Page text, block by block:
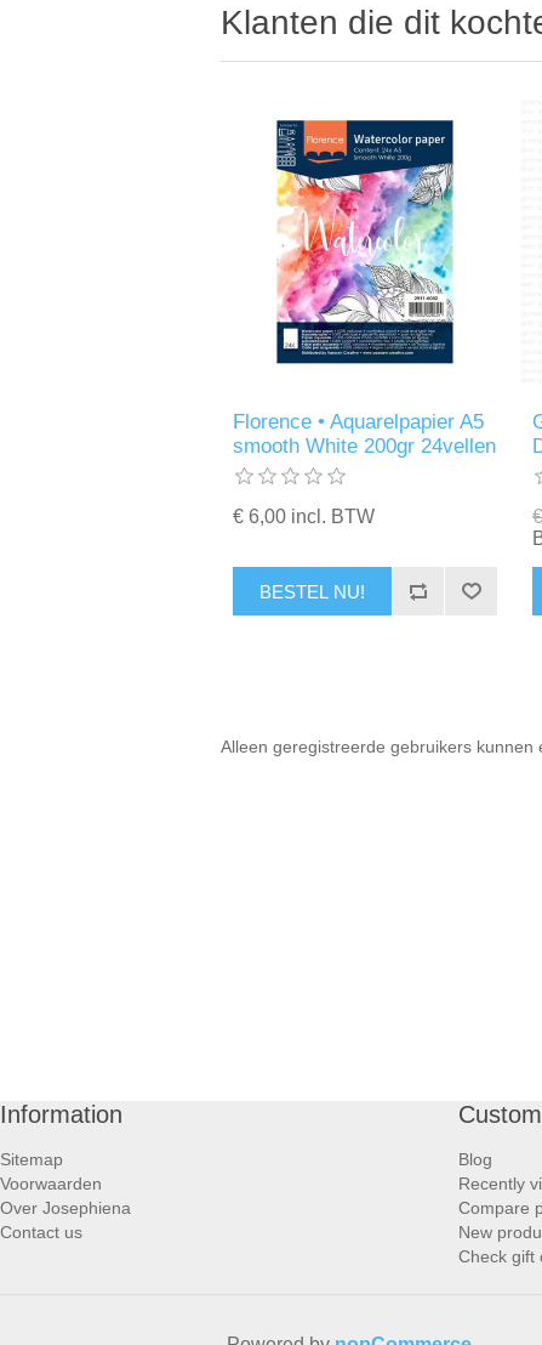
Klanten die dit
Florence • Aquarelpapier A5
smooth White 200gr 24vellen
€ 6,00 incl. BTW
BESTEL NU!
Alleen geregistreerde gebruikers kunnen
Information
Sitemap
Voorwaarden
Over Josephiena
Contact us
Blog
Recently
Compare
New
Check gift